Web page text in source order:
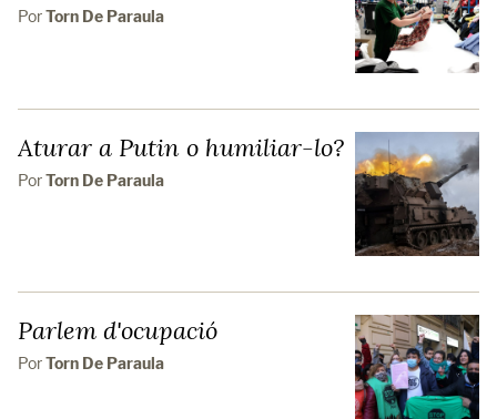
PorTorn De Paraula
Aturar a Putin o humiliar-lo?
PorTorn De Paraula
Parlem d'ocupació
PorTorn De Paraula